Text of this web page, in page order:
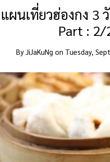
ผนเที่ยวฮ่องกง 3
Part : 2/
By JiJaKuNg on Tuesday,